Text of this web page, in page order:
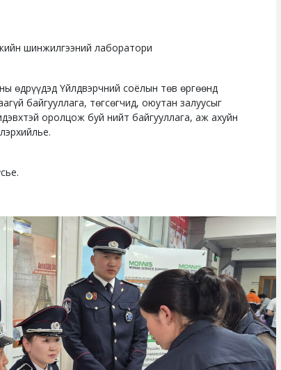
шинжилгээний лаборатори
өдрүүдэд Үйлдвэрчний соёлын төв өргөөнд
байгууллага, төгсөгчид, оюутан залуусыг
оролцож буй нийт байгууллага, аж ахуйн